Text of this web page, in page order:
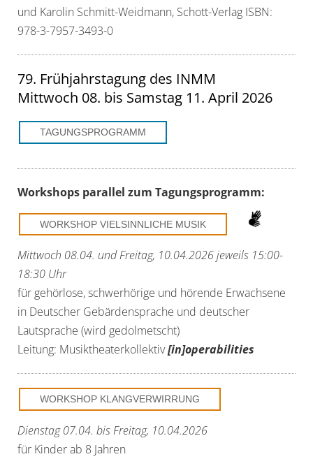
und Karolin Schmitt-Weidmann, Schott-Verlag ISBN:
978-3-7957-3493-0
79. Frühjahrstagung des INMM
Mittwoch 08. bis Samstag 11. April 2026
TAGUNGSPROGRAMM
Workshops parallel zum Tagungsprogramm:
WORKSHOP VIELSINNLICHE MUSIK
Mittwoch 08.04. und Freitag, 10.04.2026 jeweils 15:00-
18:30 Uhr
für gehörlose, schwerhörige und hörende Erwachsene
in Deutscher Gebärdensprache und deutscher
Lautsprache (wird gedolmetscht)
Leitung: Musiktheaterkollektiv[in]operabilities
WORKSHOP KLANGVERWIRRUNG
Dienstag 07.04. bis Freitag, 10.04.2026
für Kinder ab 8 Jahren